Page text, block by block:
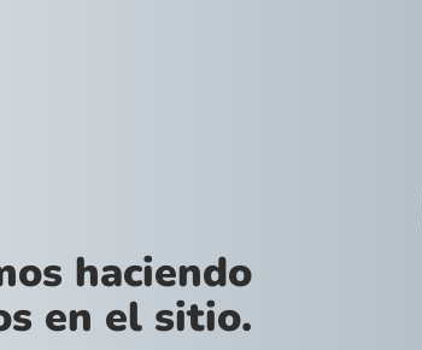
haciendo
en el sitio.